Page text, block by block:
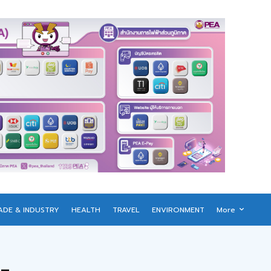
& INDUSTRY HEALTH TRAVEL ENVIRONMENT More